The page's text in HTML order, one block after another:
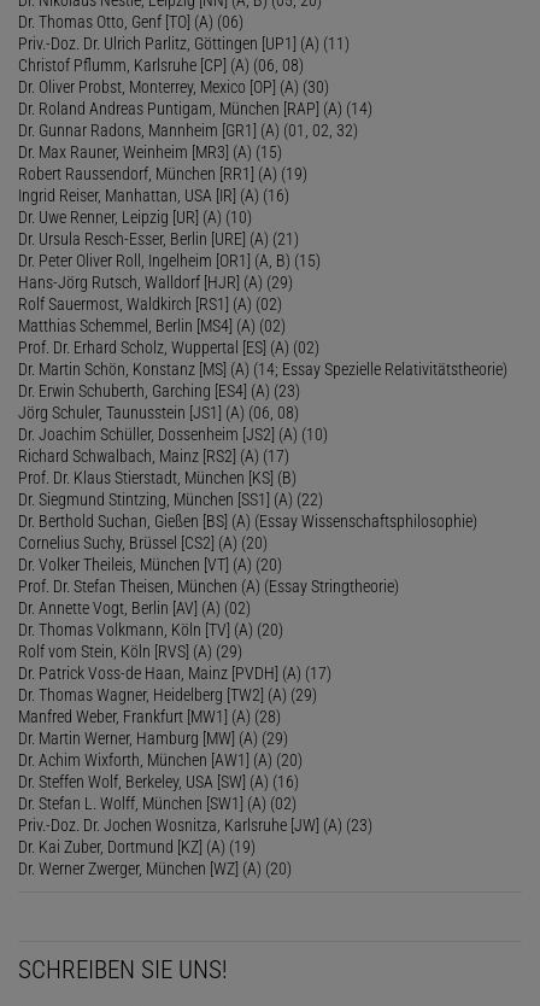
Dr. Thomas Otto, Genf [TO] (A) (06)
Priv.-Doz. Dr. Ulrich Parlitz, Göttingen [UP1] (A) (11)
Christof Pflumm, Karlsruhe [CP] (A) (06, 08)
Dr. Oliver Probst, Monterrey, Mexico [OP] (A) (30)
Dr. Roland Andreas Puntigam, München [RAP] (A) (14)
Dr. Gunnar Radons, Mannheim [GR1] (A) (01, 02, 32)
Dr. Max Rauner, Weinheim [MR3] (A) (15)
Robert Raussendorf, München [RR1] (A) (19)
Ingrid Reiser, Manhattan, USA [IR] (A) (16)
Dr. Uwe Renner, Leipzig [UR] (A) (10)
Dr. Ursula Resch-Esser, Berlin [URE] (A) (21)
Dr. Peter Oliver Roll, Ingelheim [OR1] (A, B) (15)
Hans-Jörg Rutsch, Walldorf [HJR] (A) (29)
Rolf Sauermost, Waldkirch [RS1] (A) (02)
Matthias Schemmel, Berlin [MS4] (A) (02)
Prof. Dr. Erhard Scholz, Wuppertal [ES] (A) (02)
Dr. Martin Schön, Konstanz [MS] (A) (14; Essay Spezielle Relativitätstheorie)
Dr. Erwin Schuberth, Garching [ES4] (A) (23)
Jörg Schuler, Taunusstein [JS1] (A) (06, 08)
Dr. Joachim Schüller, Dossenheim [JS2] (A) (10)
Richard Schwalbach, Mainz [RS2] (A) (17)
Prof. Dr. Klaus Stierstadt, München [KS] (B)
Dr. Siegmund Stintzing, München [SS1] (A) (22)
Dr. Berthold Suchan, Gießen [BS] (A) (Essay Wissenschaftsphilosophie)
Cornelius Suchy, Brüssel [CS2] (A) (20)
Dr. Volker Theileis, München [VT] (A) (20)
Prof. Dr. Stefan Theisen, München (A) (Essay Stringtheorie)
Dr. Annette Vogt, Berlin [AV] (A) (02)
Dr. Thomas Volkmann, Köln [TV] (A) (20)
Rolf vom Stein, Köln [RVS] (A) (29)
Dr. Patrick Voss-de Haan, Mainz [PVDH] (A) (17)
Dr. Thomas Wagner, Heidelberg [TW2] (A) (29)
Manfred Weber, Frankfurt [MW1] (A) (28)
Dr. Martin Werner, Hamburg [MW] (A) (29)
Dr. Achim Wixforth, München [AW1] (A) (20)
Dr. Steffen Wolf, Berkeley, USA [SW] (A) (16)
Dr. Stefan L. Wolff, München [SW1] (A) (02)
Priv.-Doz. Dr. Jochen Wosnitza, Karlsruhe [JW] (A) (23)
Dr. Kai Zuber, Dortmund [KZ] (A) (19)
Dr. Werner Zwerger, München [WZ] (A) (20)
SCHREIBEN SIE UNS!